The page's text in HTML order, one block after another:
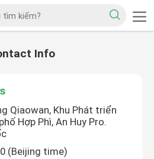
Info
Qiaowan, Khu Phát triển
Hợp Phì, An Huy Pro.
(Beijing time)